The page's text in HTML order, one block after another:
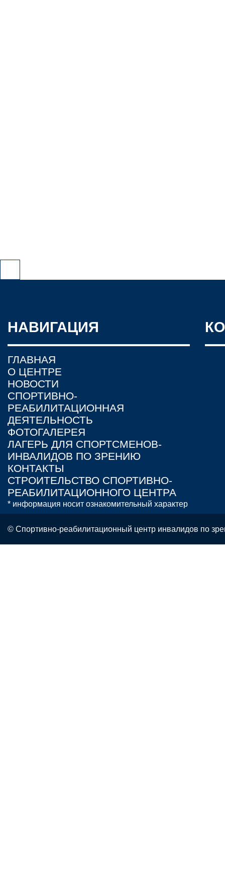
НАВИГАЦИЯ
ГЛАВНАЯ
О ЦЕНТРЕ
НОВОСТИ
СПОРТИВНО-
РЕАБИЛИТАЦИОННАЯ
ДЕЯТЕЛЬНОСТЬ
ФОТОГАЛЕРЕЯ
ЛАГЕРЬ ДЛЯ СПОРТСМЕНОВ-
ИНВАЛИДОВ ПО ЗРЕНИЮ
КОНТАКТЫ
СТРОИТЕЛЬСТВО СПОРТИВНО-
РЕАБИЛИТАЦИОННОГО ЦЕНТРА
* информация носит ознакомительный характер
© Спортивно-реабилитационный центр инвалидов по